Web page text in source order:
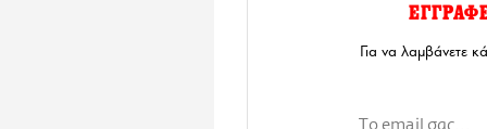
Για να λαμβάνετε